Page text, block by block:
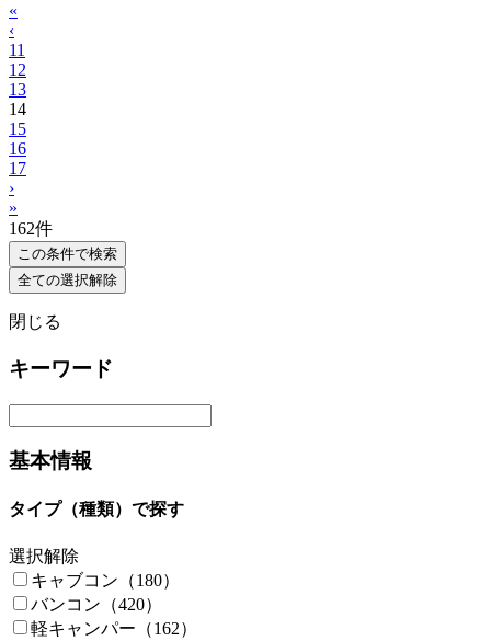
«
‹
11
12
13
14
15
16
17
›
»
162件
この条件で検索
全ての選択解除
閉じる
キーワード
基本情報
タイプ（種類）で探す
選択解除
キャブコン（180）
バンコン（420）
軽キャンパー（162）